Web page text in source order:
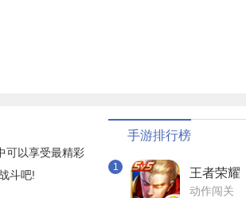
可以享受最精彩
斗吧!
手游排行榜
1 王者荣耀
动作闯关